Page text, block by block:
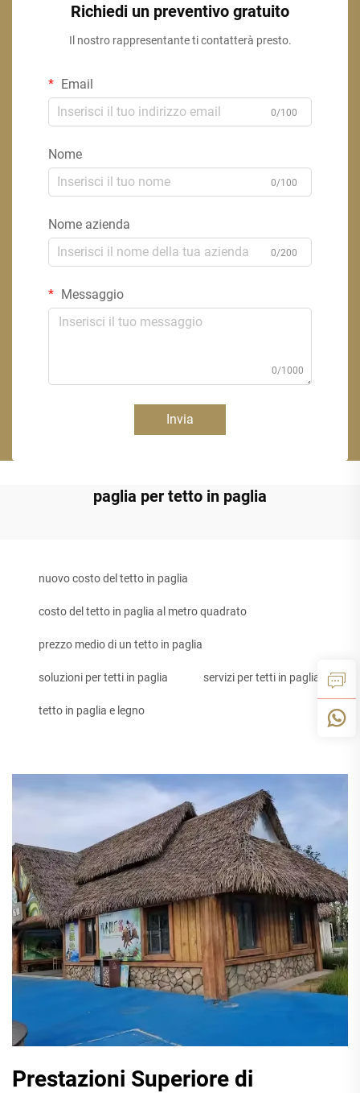
Richiedi un preventivo gratuito
Il nostro rappresentante ti contatterà presto.
Email
0/100
Nome
0/100
Nome azienda
0/200
Messaggio
0/1000
Invia
paglia per tetto in paglia
nuovo costo del tetto in paglia
costo del tetto in paglia al metro quadrato
prezzo medio di un tetto in paglia
soluzioni per tetti in paglia servizi per tetti in paglia
tetto in paglia e legno
Prestazioni Superiore di